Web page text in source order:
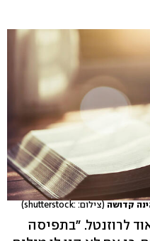
קדושה (צילום: :shutterstock)
לרוזנטל. "בתפיסה